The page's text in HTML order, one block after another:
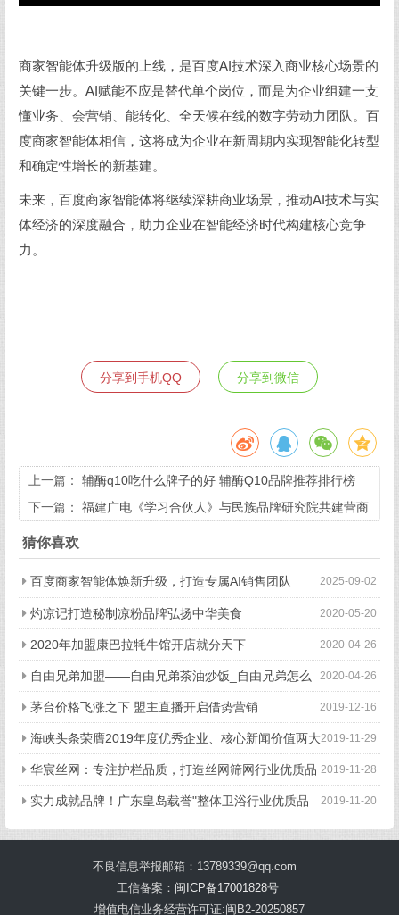
商家智能体升级版的上线，是百度AI技术深入商业核心场景的
关键一步。AI赋能不应是替代单个岗位，而是为企业组建一支
懂业务、会营销、能转化、全天候在线的数字劳动力团队。百
度商家智能体相信，这将成为企业在新周期内实现智能化转型
和确定性增长的新基建。
未来，百度商家智能体将继续深耕商业场景，推动AI技术与实
体经济的深度融合，助力企业在智能经济时代构建核心竞争
力。
分享到手机QQ 分享到微信
上一篇： 辅酶q10吃什么牌子的好 辅酶Q10品牌推荐排行榜
下一篇： 福建广电《学习合伙人》与民族品牌研究院共建营商
新生态
猜你喜欢
2025-09-02
百度商家智能体焕新升级，打造专属AI销售团队
2020-05-20
灼凉记打造秘制凉粉品牌弘扬中华美食
2020-04-26
2020年加盟康巴拉牦牛馆开店就分天下
2020-04-26
自由兄弟加盟——自由兄弟茶油炒饭_自由兄弟怎么
样？ 2019-12-16
茅台价格飞涨之下 盟主直播开启借势营销
2019-11-29
海峡头条荣膺2019年度优秀企业、核心新闻价值两大
奖项 2019-11-28
华宸丝网：专注护栏品质，打造丝网筛网行业优质品
牌 2019-11-20
实力成就品牌！广东皇岛载誉"整体卫浴行业优质品
牌荣誉称号"
不良信息举报邮箱：13789339@qq.com
工信备案： 闽ICP备17001828号
增值电信业务经营许可证:闽B2-20250857